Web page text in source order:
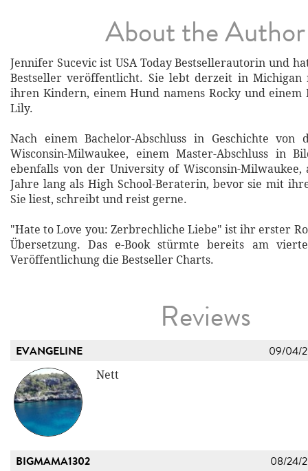
About the Author
Jennifer Sucevic ist USA Today Bestsellerautorin und
Bestseller veröffentlicht. Sie lebt derzeit in
ihren Kindern, einem Hund namens Rocky und einem
Lily.
Nach einem Bachelor-Abschluss in Geschichte von
Wisconsin-Milwaukee, einem Master-Abschluss in
ebenfalls von der University of Wisconsin-
Jahre lang als High School-Beraterin, bevor sie mit
Sie liest, schreibt und reist gerne.
"Hate to Love you: Zerbrechliche Liebe" ist ihr erster
Übersetzung. Das e-Book stürmte bereits am
Veröffentlichung die Bestseller Charts.
Reviews
EVANGELINE 09/04/
Nett
BIGMAMA1302 08/24/